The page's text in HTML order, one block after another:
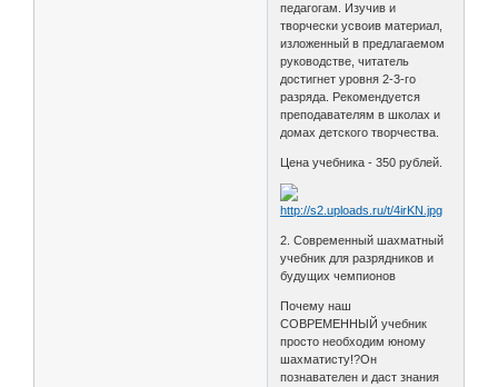
педагогам. Изучив и
творчески усвоив материал,
изложенный в предлагаемом
руководстве, читатель
достигнет уровня 2-3-го
разряда. Рекомендуется
преподавателям в школах и
домах детского творчества.
Цена учебника - 350 рублей.
2. Современный шахматный
учебник для разрядников и
будущих чемпионов
Почему наш
СОВРЕМЕННЫЙ учебник
просто необходим юному
шахматисту!?Он
познавателен и даст знания